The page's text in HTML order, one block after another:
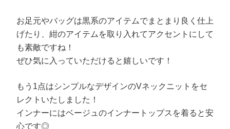
お足元やバッグは黒系のアイテムでまとまり良く仕上
げたり、紺のアイテムを取り入れてアクセントにして
も素敵ですね！
ぜひ気に入っていただけると嬉しいです！
もう1点はシンプルなデザインのVネックニットをセ
レクトいたしました！
インナーにはベージュのインナートップスを着ると安
心です◎